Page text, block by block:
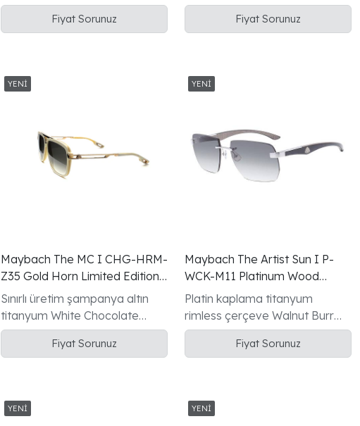
lens 59-17-140 mm
Fiyat Sorunuz
lens 59-17-140 mm
Fiyat Sorunuz
Maybach The MC I CHG-HRM-
Z35 Gold Horn Limited Edition
Gunes Gozlugu
Sınırlı üretim şampanya altın
titanyum White Chocolate
velvet manda boynuzu
oversize tam kenarlı çerçeve
Fiyat Sorunuz
Maybach The Artist Sun I P-
WCK-M11 Platinum Wood
Gunes Gozlugu
Platin kaplama titanyum
rimless çerçeve Walnut Burr
Anthracite/Grey
Vavona/Ebony üçlü ahşap
Fiyat Sorunuz